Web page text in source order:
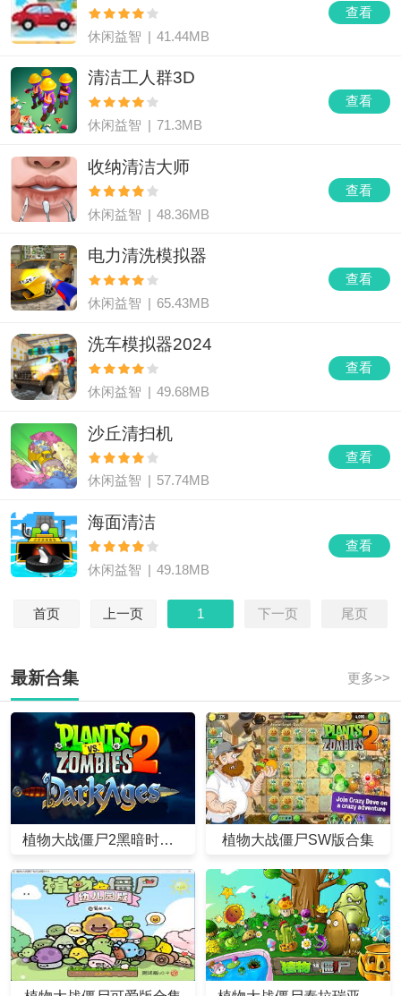
查看
休闲益智 | 41.44MB
查看
清洁工人群3D
休闲益智 | 71.3MB
查看
收纳清洁大师
休闲益智 | 48.36MB
查看
电力清洗模拟器
休闲益智 | 65.43MB
查看
洗车模拟器2024
休闲益智 | 49.68MB
查看
沙丘清扫机
休闲益智 57.74MB
查看
海面清洁
休闲益智 | 49.18MB
首页 上一页 1 下一页 尾页
最新合集 更多>>
植物大战僵尸2黑暗时代合集 植物大战僵尸SW版合集